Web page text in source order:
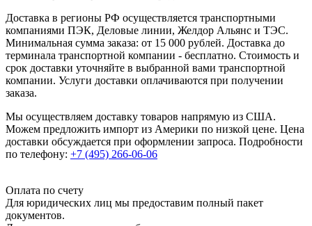
Доставка в регионы РФ осуществляется транспортными
компаниями ПЭК, Деловые линии, Желдор Альянс и ТЭС.
Минимальная сумма заказа: от 15 000 рублей. Доставка до
терминала транспортной компании - бесплатно. Стоимость и
срок доставки уточняйте в выбранной вами транспортной
компании. Услуги доставки оплачиваются при получении
заказа.
Мы осуществляем доставку товаров напрямую из США.
Можем предложить импорт из Америки по низкой цене. Цена
доставки обсуждается при оформлении запроса. Подробности
по телефону: +7 (495) 266-06-06
Оплата по счету
Для юридических лиц мы предоставим полный пакет
документов.